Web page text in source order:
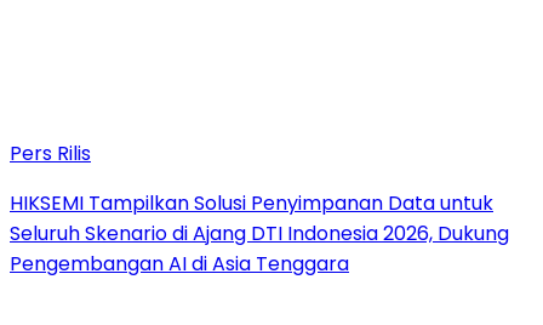
Pers Rilis
HIKSEMI Tampilkan Solusi Penyimpanan Data untuk
Seluruh Skenario di Ajang DTI Indonesia 2026, Dukung
Pengembangan AI di Asia Tenggara